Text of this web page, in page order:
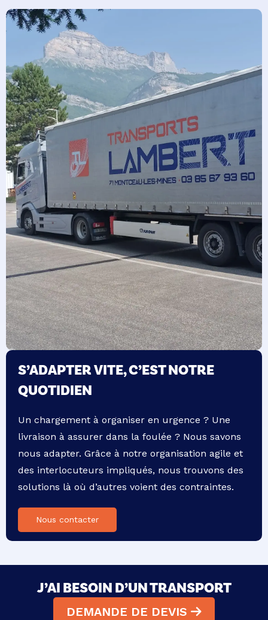
S’ADAPTER VITE, C’EST NOTRE
QUOTIDIEN
Un chargement à organiser en urgence ? Une
livraison à assurer dans la foulée ? Nous savons
nous adapter. Grâce à notre organisation agile et
des interlocuteurs impliqués, nous trouvons des
solutions là où d’autres voient des contraintes.
Nous contacter
J’AI BESOIN D’UN TRANSPORT
DEMANDE DE DEVIS